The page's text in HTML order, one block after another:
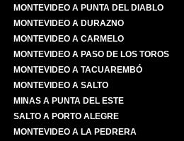
MONTEVIDEO A PUNTA DEL DIABLO
MONTEVIDEO A DURAZNO
MONTEVIDEO A CARMELO
MONTEVIDEO A PASO DE LOS TOROS
MONTEVIDEO A TACUAREMBÓ
MONTEVIDEO A SALTO
MINAS A PUNTA DEL ESTE
SALTO A PORTO ALEGRE
MONTEVIDEO A LA PEDRERA